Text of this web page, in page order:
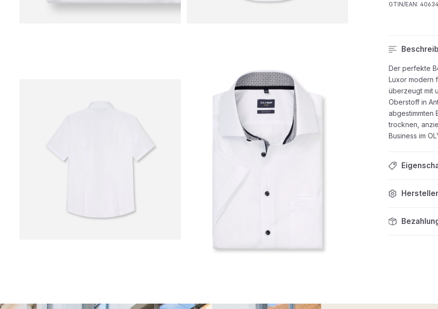
GTIN/EAN:
Der perfekte
Luxor modern
überzeugt mit
Oberstoff in
abgestimmten
trocknen,
Business im